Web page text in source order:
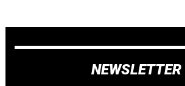
NEWSLETTER